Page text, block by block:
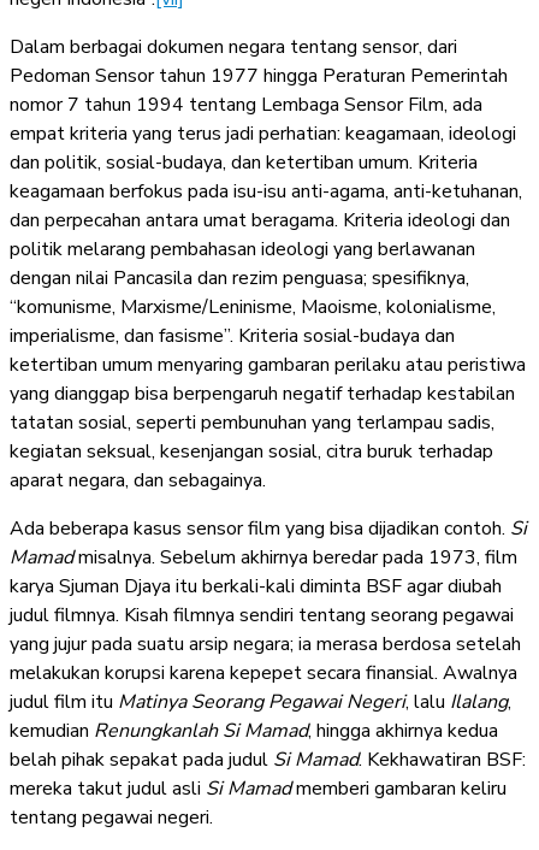
Dalam berbagai dokumen negara tentang sensor, dari
Pedoman Sensor tahun 1977 hingga Peraturan Pemerintah
nomor 7 tahun 1994 tentang Lembaga Sensor Film, ada
empat kriteria yang terus jadi perhatian: keagamaan, ideologi
dan politik, sosial-budaya, dan ketertiban umum. Kriteria
keagamaan berfokus pada isu-isu anti-agama, anti-ketuhanan,
dan perpecahan antara umat beragama. Kriteria ideologi dan
politik melarang pembahasan ideologi yang berlawanan
dengan nilai Pancasila dan rezim penguasa; spesifiknya,
“komunisme, Marxisme/Leninisme, Maoisme, kolonialisme,
imperialisme, dan fasisme”. Kriteria sosial-budaya dan
ketertiban umum menyaring gambaran perilaku atau peristiwa
yang dianggap bisa berpengaruh negatif terhadap kestabilan
tatatan sosial, seperti pembunuhan yang terlampau sadis,
kegiatan seksual, kesenjangan sosial, citra buruk terhadap
aparat negara, dan sebagainya.
Ada beberapa kasus sensor film yang bisa dijadikan contoh. Si
Mamadmisalnya. Sebelum akhirnya beredar pada 1973, film
karya Sjuman Djaya itu berkali-kali diminta BSF agar diubah
judul filmnya. Kisah filmnya sendiri tentang seorang pegawai
yang jujur pada suatu arsip negara; ia merasa berdosa setelah
melakukan korupsi karena kepepet secara finansial. Awalnya
judul film itu Matinya Seorang Pegawai Negeri, lalu Ilalang,
kemudian Renungkanlah Si Mamad, hingga akhirnya kedua
belah pihak sepakat pada judul Si Mamad. Kekhawatiran BSF:
mereka takut judul asli Si Mamadmemberi gambaran keliru
tentang pegawai negeri.